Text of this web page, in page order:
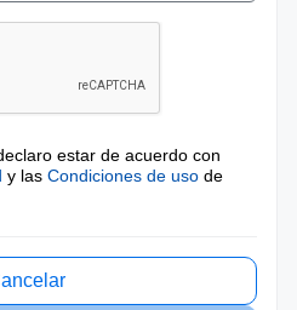
estar de acuerdo con
y las Condiciones de uso de